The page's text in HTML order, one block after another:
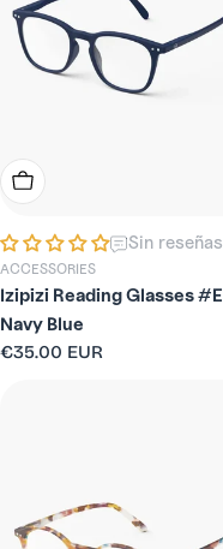
Elige Opciones
Sin reseñas
ACCESSORIES
Izipizi Reading Glasses #E
Navy Blue
Precio
€35.00 EUR